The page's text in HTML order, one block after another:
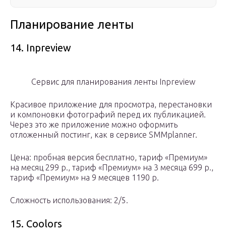
Планирование ленты
14. Inpreview
Сервис для планирования ленты Inpreview
Красивое приложение для просмотра, перестановки
и компоновки фотографий перед их публикацией.
Через это же приложение можно оформить
отложенный постинг, как в сервисе SMMplanner.
Цена: пробная версия бесплатно, тариф «Премиум»
на месяц 299 р., тариф «Премиум» на 3 месяца 699 р.,
тариф «Премиум» на 9 месяцев 1190 р.
Сложность использования: 2/5.
15. Coolors